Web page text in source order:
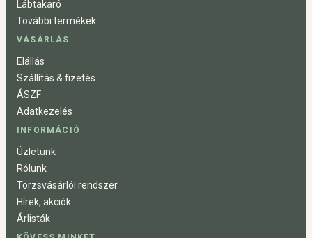
Lábtakaró
További termékek
VÁSÁRLÁS
Elállás
Szállítás & fizetés
ÁSZF
Adatkezelés
INFORMÁCIÓ
Üzletünk
Rólunk
Törzsvásárlói rendszer
Hírek, akciók
Árlisták